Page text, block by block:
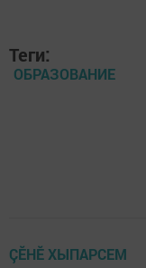
Теги:
ОБРАЗОВАНИЕ
ÇӖНӖ ХЫПАРСЕМ